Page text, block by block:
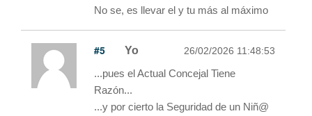
No se, es llevar el y tu más al máximo
#5 Yo 26/02/2026 11:48:53
...pues el Actual Concejal Tiene
Razón...
...y por cierto la Seguridad de un Niñ@